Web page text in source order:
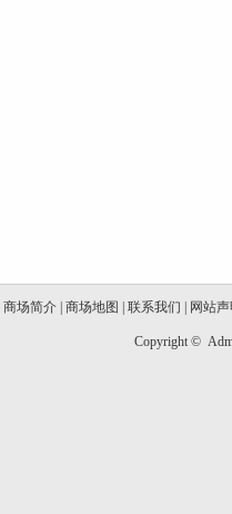
商场简介 商场地图 联系我们 网站
Copyright ©